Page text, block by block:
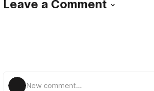
Leave a Comment